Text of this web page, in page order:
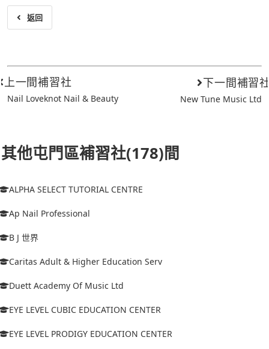
返回
上一間補習社
Nail Loveknot Nail & Beauty
下一間補習
New Tune Music Ltd
其他屯門區補習社(178)間
ALPHA SELECT TUTORIAL CENTRE
Ap Nail Professional
B J 世界
Caritas Adult & Higher Education Serv
Duett Academy Of Music Ltd
EYE LEVEL CUBIC EDUCATION CENTER
EYE LEVEL PRODIGY EDUCATION CENTER